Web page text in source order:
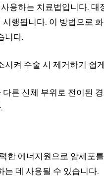
용하는 치료법입니다.
행됩니다. 이 방법으로
니다.
켜 수술 시 제거하기 쉽
른 신체 부위로 전이된
한 에너지원으로 암세포
는 데 사용될 수 있습니다.